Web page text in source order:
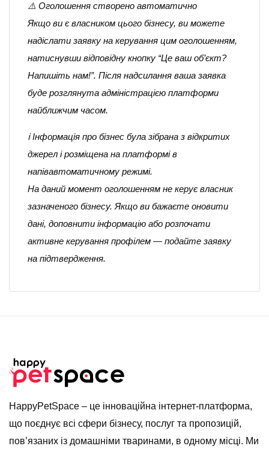
⚠️ Оголошення створено автоматично
Якщо ви є власником цього бізнесу, ви можете
надіслати заявку на керування цим оголошенням,
натиснувши відповідну кнопку “Це ваш об’єкт?
Напишіть нам!”. Після надсилання ваша заявка
буде розглянута адміністрацією платформи
найближчим часом.
ℹ️ Інформація про бізнес була зібрана з відкритих
джерел і розміщена на платформі в
напівавтоматичному режимі.
На даний момент оголошенням не керує власник
зазначеного бізнесу. Якщо ви бажаєте оновити
дані, доповнити інформацію або розпочати
активне керування профілем — подайте заявку
на підтвердження.
HappyPetSpace – це інноваційна інтернет-платформа,
що поєднує всі сфери бізнесу, послуг та пропозицій,
пов’язаних із домашніми тваринами, в одному місці. Ми